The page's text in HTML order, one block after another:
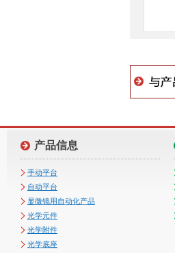
产品信息
手动平台
自动平台
显微镜用自动化产品
光学元件
光学附件
光学底座